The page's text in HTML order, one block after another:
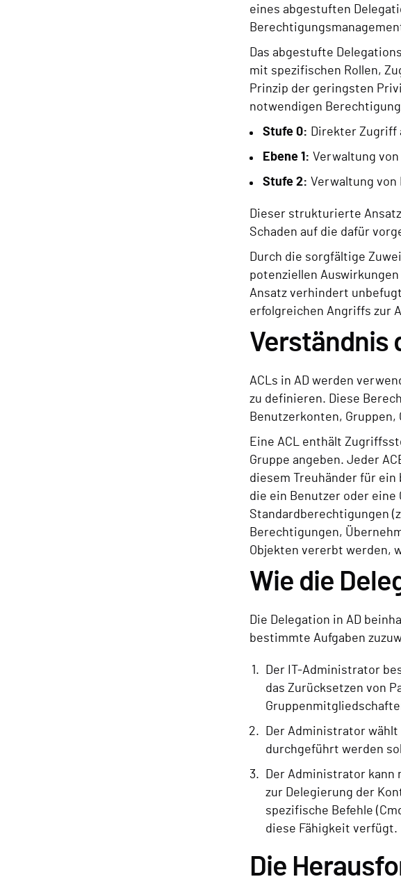
eines abgestuften
Das abgestufte
mit spezifischen Rollen,
Prinzip der geringsten
notwendigen
Stufe 0: Direkter Zugriff
Ebene 1: Verwaltung
Stufe 2: Verwaltung
Dieser strukturierte
Schaden auf die dafür
Durch die sorgfältige
potenziellen
Ansatz verhindert
erfolgreichen Angriffs zur
Verständnis
ACLs in AD werden
zu definieren. Diese
Benutzerkonten,
Eine ACL enthält
Gruppe angeben. Jeder
diesem Treuhänder für
die ein Benutzer oder eine
Standardberechtigungen
Berechtigungen,
Objekten vererbt werden,
Wie die
Die Delegation in AD
bestimmte Aufgaben
Der IT-Administrator
das Zurücksetzen von
Der Administrator wählt
durchgeführt werden
Der Administrator
zur Delegierung der
spezifische Befehle
diese Fähigkeit verfügt.
Die